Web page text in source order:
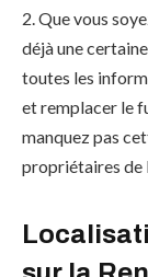
2. Que vous
déjà une
toutes les
et remplacer le
manquez pas
propriétaires de